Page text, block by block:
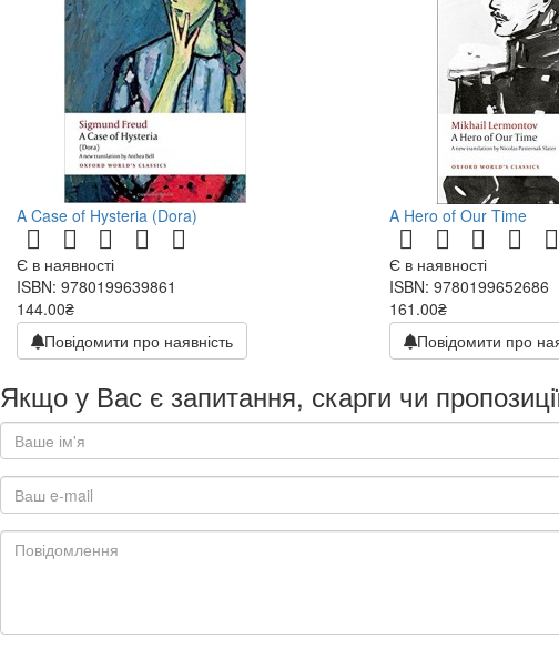
A Case of Hysteria (Dora)
Є в наявності
ISBN: 9780199639861
144.00₴
Повідомити про наявність
A Hero of Our Time
Є в наявності
ISBN: 9780199652686
161.00₴
Повідомити про
Якщо у Вас є запитання, скарги чи